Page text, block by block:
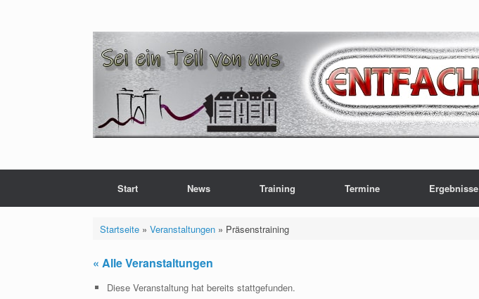
Start News Training Termine Ergebnisse
Startseite» Veranstaltungen» Präsenstraining
« Alle Veranstaltungen
Diese Veranstaltung hat bereits stattgefunden.